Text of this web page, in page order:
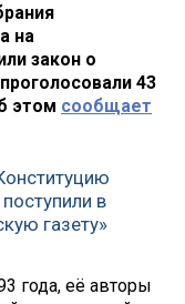
на
закон о
43
этом сообщает
в
газету»
года, её авторы